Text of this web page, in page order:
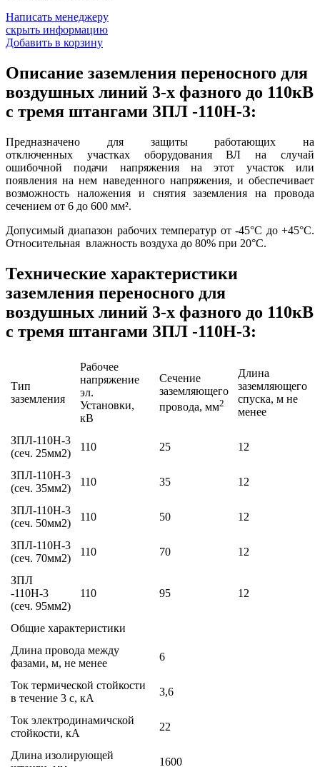
Написать менеджеру
скрыть информацию
Добавить в корзину
Описание заземления переносного для
воздушных линий 3-х фазного до 110кВ
с тремя штангами ЗПЛ -110Н-3:
Предназначено для защиты работающих на
отключенных участках оборудования ВЛ на случай
ошибочной подачи напряжения на этот участок или
появления на нем наведенного напряжения, и обеспечивает
возможность наложения и снятия заземления на провода
сечением от 6 до 600 мм².
Допусимый диапазон рабочих температур от -45°С до +45°С.
Относительная влажность воздуха до 80% при 20°С.
Технические характеристики
заземления переносного для
воздушных линий 3-х фазного до 110кВ
с тремя штангами ЗПЛ -110Н-3:
Тип
заземления
Рабочее
напряжение
эл.
Установки,
кВ
Сечение
заземляющего
провода, мм2
Длина
заземляющего
спуска, м не
менее
ЗПЛ-110Н-3
(сеч. 25мм2)
110 25 12
ЗПЛ-110Н-3
(сеч. 35мм2)
110 35 12
ЗПЛ-110Н-3
(сеч. 50мм2)
110 50 12
ЗПЛ-110Н-3
(сеч. 70мм2)
110 70 12
ЗПЛ
-110Н-3
(сеч. 95мм2)
110 95 12
Общие характеристики
Длина провода между
фазами, м, не менее
6
Ток термической стойкости
в течение 3 с, кА
3,6
Ток электродинамичской
стойкости, кА
22
Длина изолирующей
1600